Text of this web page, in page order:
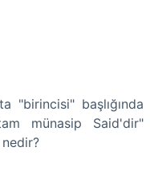
"birincisi" başlığında